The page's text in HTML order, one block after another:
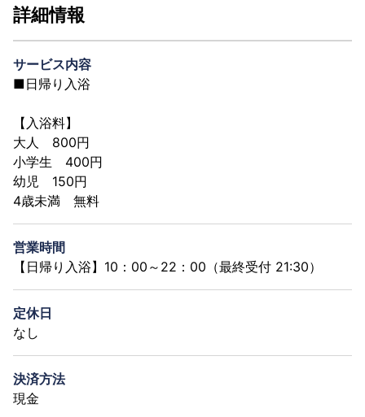
詳細情報
サービス内容
■日帰り入浴
【入浴料】
大人 800円
小学生 400円
幼児 150円
4歳未満 無料
営業時間
【日帰り入浴】10：00～22：00（最終受付 21:30）
定休日
なし
決済方法
現金